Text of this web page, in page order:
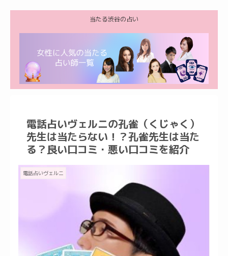
当たる渋谷の占い
電話占いヴェルニの孔雀（くじゃく）
先生は当たらない！？孔雀先生は当た
る？良い口コミ・悪い口コミを紹介
電話占いヴェルニ